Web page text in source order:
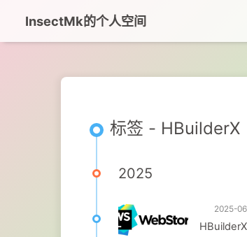
InsectMk的个人空间
标签 - HBuilderX
2025
2025-